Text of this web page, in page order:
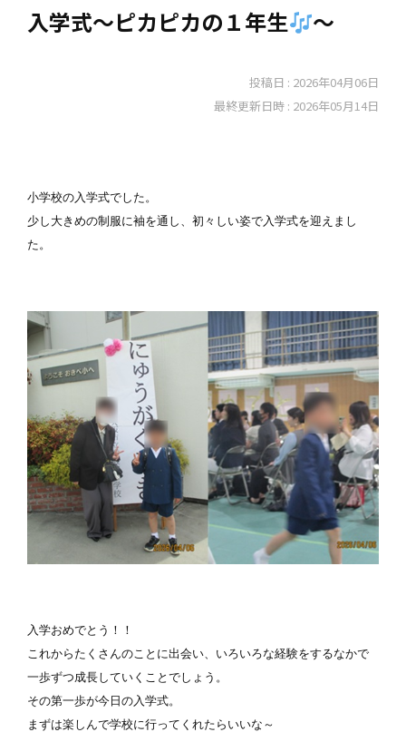
入学式～ピカピカの１年生 ～
投稿日 : 2026年04月06日
最終更新日時 : 2026年05月14日
小学校の入学式でした。
少し大きめの制服に袖を通し、初々しい姿で入学式を迎えまし
た。
入学おめでとう！！
これからたくさんのことに出会い、いろいろな経験をするなかで
一歩ずつ成長していくことでしょう。
その第一歩が今日の入学式。
まずは楽しんで学校に行ってくれたらいいな～